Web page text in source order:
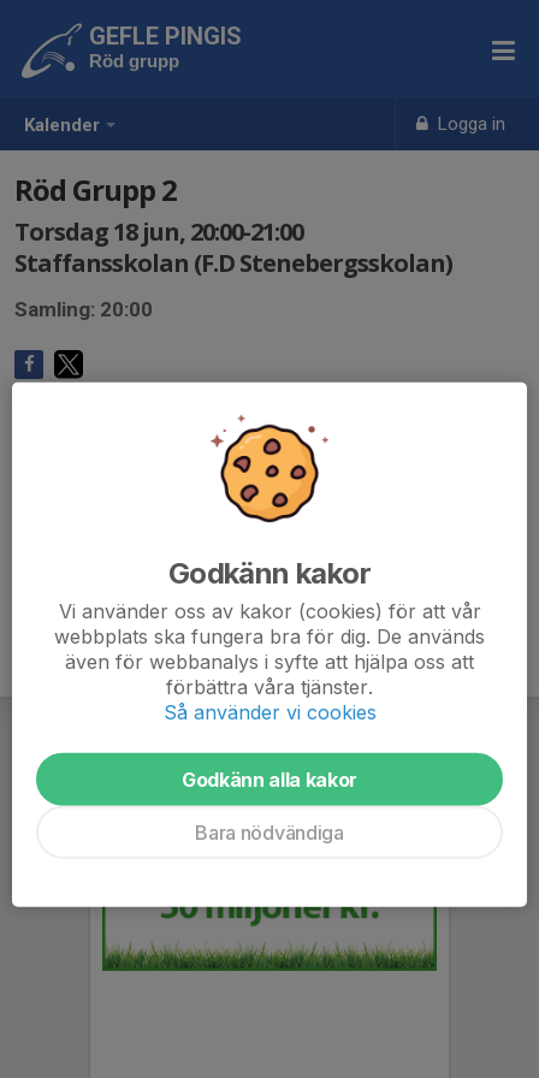
Kalender Logga in
GEFLE PINGIS
Röd grupp
Röd Grupp 2
Torsdag 18 jun, 20:00-21:00
Staffansskolan (F.D Stenebergsskolan)
Samling: 20:00
Godkänn kakor
Vi använder oss av kakor (cookies) för att vår
webbplats ska fungera bra för dig. De används
även för webbanalys i syfte att hjälpa oss att
förbättra våra tjänster.
Så använder vi cookies
Godkänn alla kakor
Bara nödvändiga